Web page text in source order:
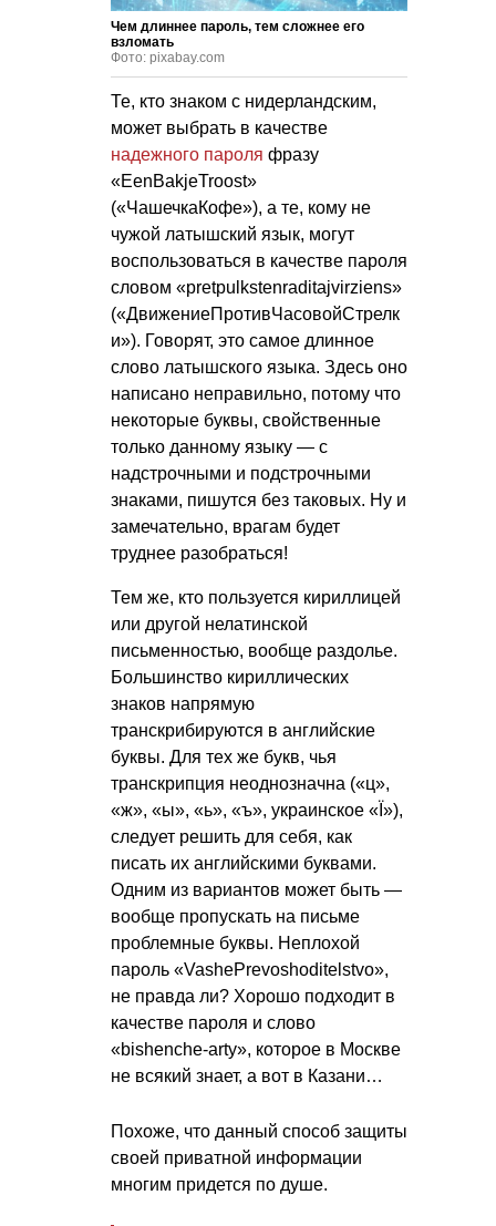
Чем длиннее пароль, тем сложнее его
взломать
Фото: pixabay.com
Те, кто знаком с нидерландским,
может выбрать в качестве
надежного пароля фразу
«EenBakjeTroost»
(«ЧашечкаКофе»), а те, кому не
чужой латышский язык, могут
воспользоваться в качестве пароля
словом «pretpulkstenraditajvirziens»
(«ДвижениеПротивЧасовойСтрелк
и»). Говорят, это самое длинное
слово латышского языка. Здесь оно
написано неправильно, потому что
некоторые буквы, свойственные
только данному языку — с
надстрочными и подстрочными
знаками, пишутся без таковых. Ну и
замечательно, врагам будет
труднее разобраться!
Тем же, кто пользуется кириллицей
или другой нелатинской
письменностью, вообще раздолье.
Большинство кириллических
знаков напрямую
транскрибируются в английские
буквы. Для тех же букв, чья
транскрипция неоднозначна («ц»,
«ж», «ы», «ь», «ъ», украинское «Ї»),
следует решить для себя, как
писать их английскими буквами.
Одним из вариантов может быть —
вообще пропускать на письме
проблемные буквы. Неплохой
пароль «VashePrevoshoditelstvo»,
не правда ли? Хорошо подходит в
качестве пароля и слово
«bishenche-arty», которое в Москве
не всякий знает, а вот в Казани…
Похоже, что данный способ защиты
своей приватной информации
многим придется по душе.